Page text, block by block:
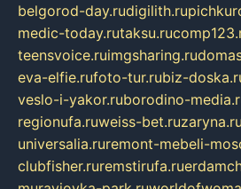
belgorod-day.rudigilith.ru
medic-today.rutaksu.ru
teensvoice.ruimgsharing.ru
eva-elfie.rufoto-tur.rubiz-
veslo-i-yakor.ruborodino-
regionufa.ruweiss-bet.ruzaryna.ru
universalia.ruremont-mebeli-
clubfisher.ruremstirufa.ru